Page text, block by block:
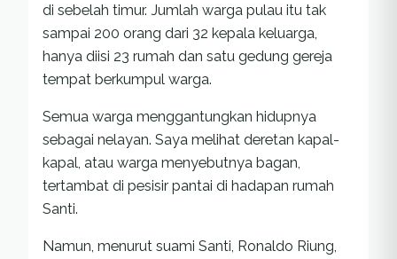
di sebelah timur. Jumlah warga pulau itu tak
sampai 200 orang dari 32 kepala keluarga,
hanya diisi 23 rumah dan satu gedung gereja
tempat berkumpul warga.
Semua warga menggantungkan hidupnya
sebagai nelayan. Saya melihat deretan kapal-
kapal, atau warga menyebutnya bagan,
tertambat di pesisir pantai di hadapan rumah
Santi.
Namun, menurut suami Santi, Ronaldo Riung,